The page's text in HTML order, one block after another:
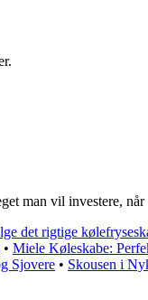
man vil investere,
det rigtige
• Miele Køleskabe:
Sjovere • Skousen i